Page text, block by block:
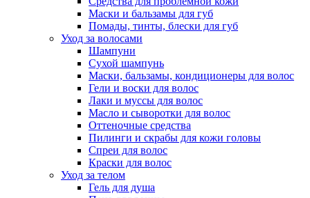
Маски и бальзамы для губ
Помады, тинты, блески для губ
Уход за волосами
Шампуни
Сухой шампунь
Маски, бальзамы, кондиционеры для волос
Гели и воски для волос
Лаки и муссы для волос
Масло и сыворотки для волос
Оттеночные средства
Пилинги и скрабы для кожи головы
Спреи для волос
Краски для волос
Уход за телом
Гель для душа